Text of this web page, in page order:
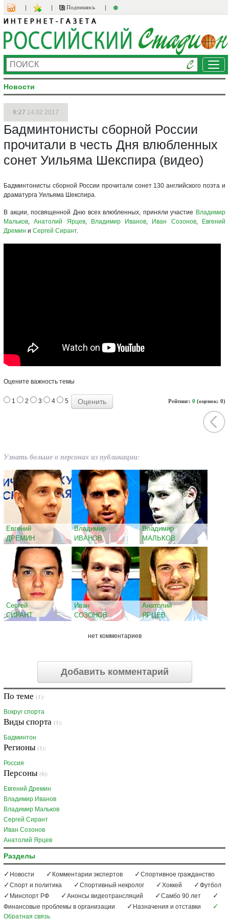
Подпишись
Новости
9:27 14.02.2017
Бадминтонисты сборной России
прочитали в честь Дня влюбленных
сонет Уильяма Шекспира (видео)
Бадминтонисты сборной России прочитали сонет 130 английского поэта и
драматурга Уильяма Шекспира.
В акции, посвященной Дню всех влюбленных, приняли участие Владимир
Мальков,Анатолий Ярцев, Владимир Иванов, Иван Созонов,
Евгений
Дремин и Сергей Сирант.
Оцените важность темы
Рейтинг: 0 (оценок: 0)
1 2 3 4 5
Узнать больше о персонах из публикации:
Евгений
ДРЕМИН
Владимир
ИВАНОВ
Владимир
МАЛЬКОВ
Сергей
СИРАНТ
Иван
СОЗОНОВ
Анатолий
ЯРЦЕВ
нет комментариев
Добавить комментарий
По теме (1):
Вокруг спорта
Виды спорта (1):
Бадминтон
Регионы (1):
Россия
Персоны (6):
Евгений Дремин
Владимир Иванов
Владимир Мальков
Сергей Сирант
Иван Созонов
Анатолий Ярцев
Разделы
Новости Комментарии экспертов
Спортивное гражданство
Спорт и политика
Спортивный некролог Хоккей
Футбол
Минспорт РФ
Анонсы видеотрансляций
Самбо 90 лет
Финансовые проблемы в организации
Назначения и отставки
Обратная связь